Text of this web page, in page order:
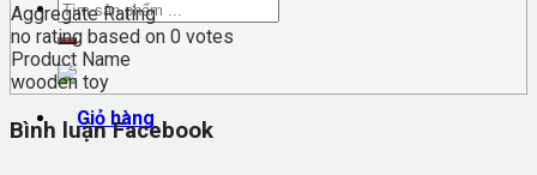
Aggregate Rating
no rating based on 0 votes
Product Name
wooden toy
Bình luận Facebook